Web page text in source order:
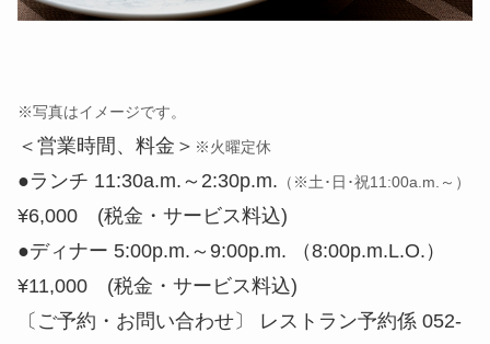
※写真はイメージです。
＜営業時間、料金＞ ※火曜定休
●ランチ 11:30a.m.～2:30p.m. （※土･日･祝11:00a.m.～）
¥6,000 (税金・サービス料込)
●ディナー 5:00p.m.～9:00p.m. （8:00p.m.L.O.）
¥11,000 (税金・サービス料込)
〔ご予約・お問い合わせ〕 レストラン予約係 052-